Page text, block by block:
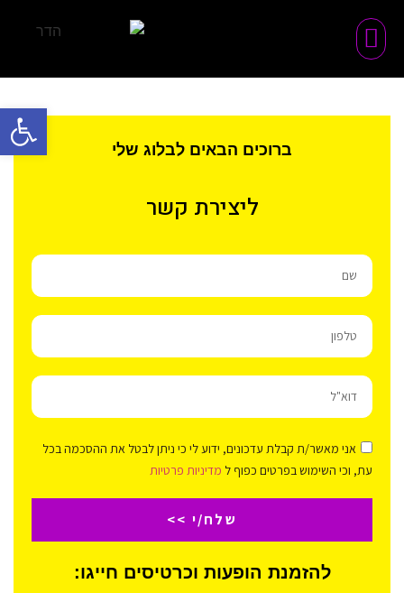
פתח
ברוכים הבאים לבלוג שלי
ליצירת קשר
אני מאשר/ת קבלת עדכונים, ידוע לי כי ניתן לבטל את ההסכמה בכל
עת, וכי השימוש בפרטים כפוף ל מדיניות פרטיות
שלח/י >>
להזמנת הופעות וכרטיסים חייגו: